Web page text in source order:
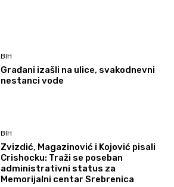
BIH
Građani izašli na ulice, svakodnevni
nestanci vode
BIH
Zvizdić, Magazinović i Kojović pisali
Crishocku: Traži se poseban
administrativni status za
Memorijalni centar Srebrenica